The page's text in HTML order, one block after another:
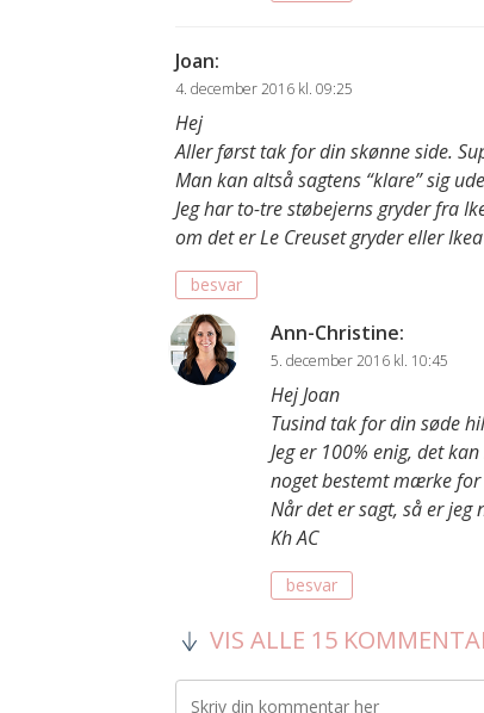
Joan:
4. december 2016 kl. 09:25
Hej
Aller først tak for din skønne side.
Man kan altså sagtens “klare” sig
Jeg har to-tre støbejerns gryder fra
om det er Le Creuset gryder eller
besvar
Ann-Christine:
5. december 2016 kl. 10:45
Hej Joan
Tusind tak for din søde
Jeg er 100% enig, det
noget bestemt mærke
Når det er sagt, så er jeg
Kh AC
besvar
VIS ALLE 15